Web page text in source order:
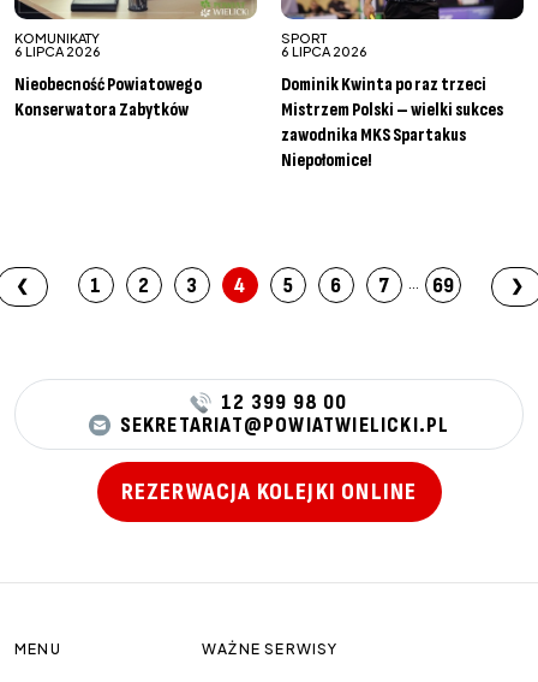
KOMUNIKATY
6 LIPCA 2026
Nieobecność Powiatowego
Konserwatora Zabytków
SPORT
6 LIPCA 2026
Dominik Kwinta po raz trzeci
Mistrzem Polski – wielki sukces
zawodnika MKS Spartakus
Niepołomice!
❮ 1 2 3 4 5 6 7 ... 69 ❯
12 399 98 00
SEKRETARIAT@POWIATWIELICKI.PL
REZERWACJA KOLEJKI ONLINE
MENU WAŻNE SERWISY